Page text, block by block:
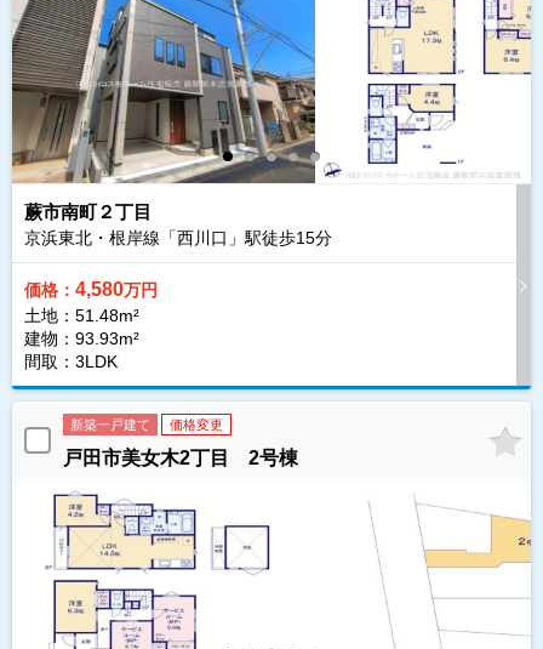
蕨市南町２丁目
京浜東北・根岸線「西川口」駅徒歩15分
価格： 4,580万円
土地：51.48m²
建物：93.93m²
間取：3LDK
新築一戸建て 価格変更
戸田市美女木2丁目 2号棟